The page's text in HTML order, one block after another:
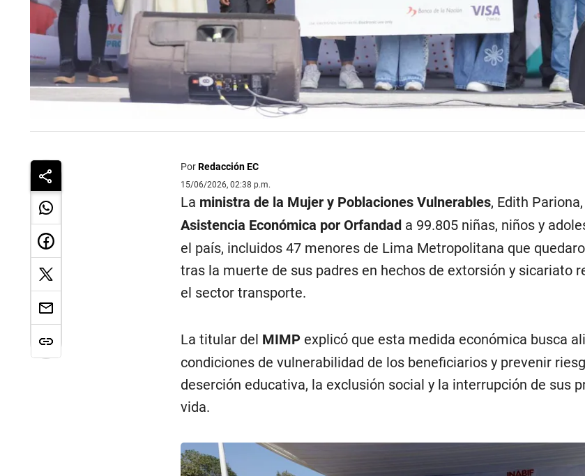
PorRedacción EC
15/06/2026, 02:38 p.m.
La ministra de la Mujer y Poblaciones Vulnerables, Edith
Asistencia Económica por Orfandada 99.805 niñas, niños y
el país, incluidos 47 menores de Lima Metropolitana que
tras la muerte de sus padres en hechos de extorsión y sicariato
el sector transporte.
La titular del MIMPexplicó que esta medida económica busca
condiciones de vulnerabilidad de los beneficiarios y prevenir
deserción educativa, la exclusión social y la interrupción de sus
vida.